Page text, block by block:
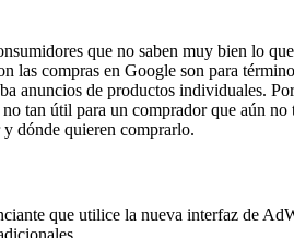
que no saben muy bien lo
las compras en Google son para
anuncios de productos individuales.
tan útil para un comprador que aún
dónde quieren comprarlo.
que utilice la nueva interfaz de